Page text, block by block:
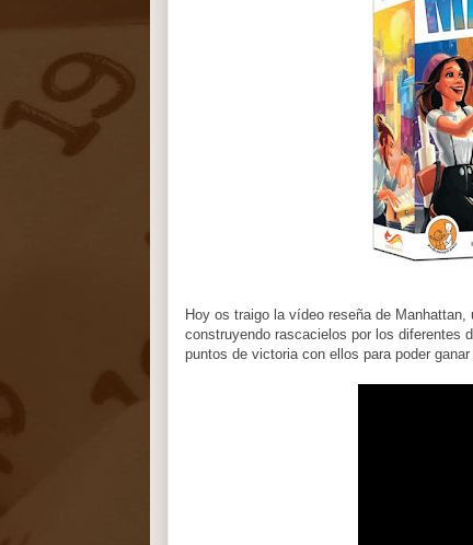
Hoy os traigo la vídeo reseña de
construyendo rascacielos por los diferentes
puntos de victoria con ellos para poder ganar